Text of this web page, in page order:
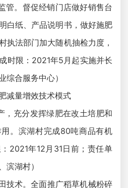
管。督促经销门店做好销售台
白纸、产品说明书，做好施肥
执法部门加大随机抽检力度，
时限：2021年5月起实施并长
综合服务中心）
减量增效技术模式
，充分发挥绿肥在改土培肥和
。滨湖村完成80吨商品有机
2021年12月31日前；责任单
滨湖村）
技术。全面推广稻草机械粉碎